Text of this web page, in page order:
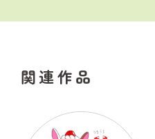
関連作品